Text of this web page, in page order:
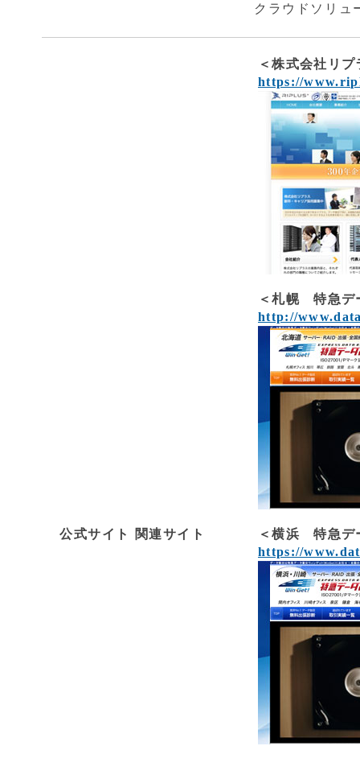
クラウドソリュ
公式サイト 関連サイト
＜株式会社リ
https://
＜札幌 特急デ
http://
＜横浜 特急デ
https://